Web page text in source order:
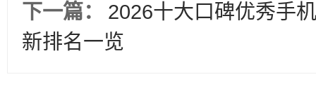
下一篇：
2026十大口碑优秀手
新排名一览